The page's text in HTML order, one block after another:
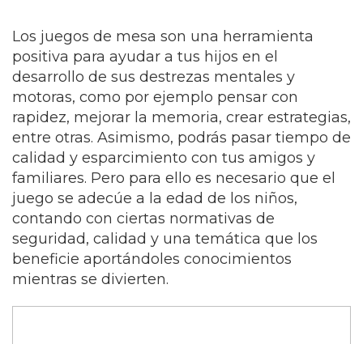
Los juegos de mesa son una herramienta
positiva para ayudar a tus hijos en el
desarrollo de sus destrezas mentales y
motoras, como por ejemplo pensar con
rapidez, mejorar la memoria, crear estrategias,
entre otras. Asimismo, podrás pasar tiempo de
calidad y esparcimiento con tus amigos y
familiares. Pero para ello es necesario que el
juego se adecúe a la edad de los niños,
contando con ciertas normativas de
seguridad, calidad y una temática que los
beneficie aportándoles conocimientos
mientras se divierten.